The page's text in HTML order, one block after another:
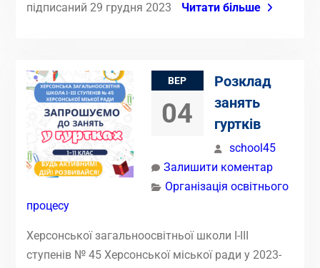
підписаний 29 грудня 2023
Читати більше
ВЕР
04
Розклад
занять
гуртків
school45
Залишити коментар
Організація освітнього
процесу
Херсонської загальноосвітньої школи І-ІІІ
ступенів № 45 Херсонської міської ради у 2023-